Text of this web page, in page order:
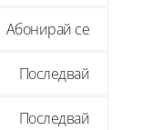
Абонирай се
Последвай
Последвай